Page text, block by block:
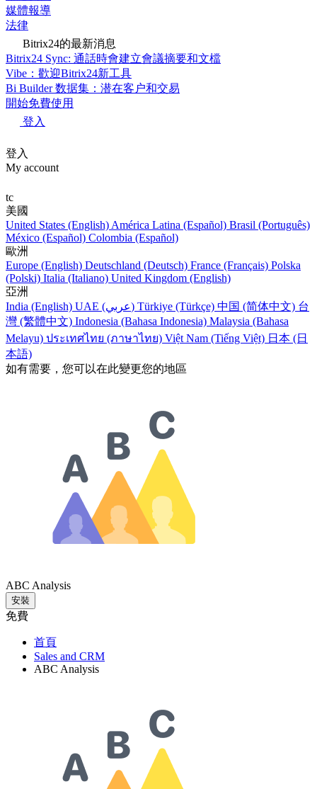
媒體報導
法律
Bitrix24的最新消息
Bitrix24 Sync: 通話時會建立會議摘要和文檔
Vibe：歡迎Bitrix24新工具
Bi Builder 数据集：潜在客户和交易
開始免費使用
登入
登入
My account
tc
美國
United States (English) América Latina (Español) Brasil (Português)
México (Español) Colombia (Español)
歐洲
Europe (English) Deutschland (Deutsch) France (Français) Polska
(Polski) Italia (Italiano) United Kingdom (English)
亞洲
India (English)
UAE (عربي) Türkiye (Türkçe) 中国 (简体中文) 台
灣 (繁體中文) Indonesia (Bahasa Indonesia) Malaysia (Bahasa
Melayu) ประเทศไทย (ภาษาไทย) Việt Nam (Tiếng Việt) 日本 (日
本語)
如有需要，您可以在此變更您的地區
ABC Analysis
安裝
免費
首頁
Sales and CRM
ABC Analysis